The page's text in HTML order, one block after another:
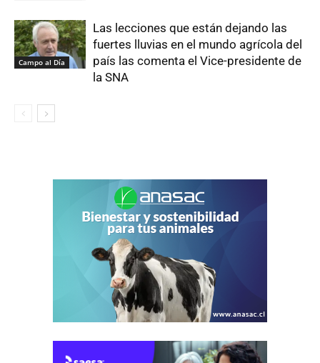
Campo al Día
Las lecciones que están dejando las
fuertes lluvias en el mundo agrícola del
país las comenta el Vice-presidente de
la SNA